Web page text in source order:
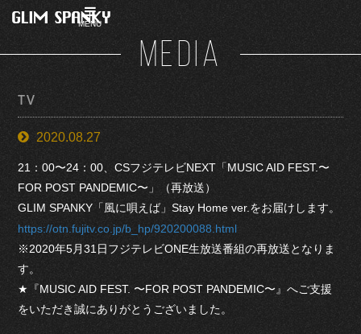
MENU
MEDIA
TV
2020.08.27
21：00〜24：00、CSフジテレビNEXT「MUSIC AID FEST.〜
FOR POST PANDEMIC〜」（再放送）
GLIM SPANKY「風に唄えば」Stay Home ver.をお届けします。
https://otn.fujitv.co.jp/b_hp/920200088.html
※2020年5月31日フジテレビONE生放送番組の再放送となりま
す。
★『MUSIC AID FEST. 〜FOR POST PANDEMIC〜』へご支援
をいただき誠にありがとうございました。